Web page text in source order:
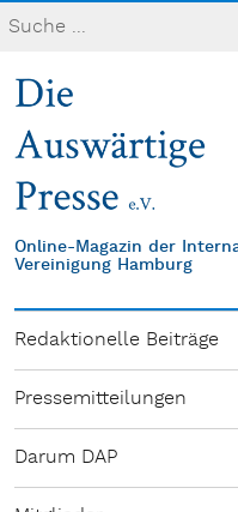
Online-Magazin der
Vereinigung Hamburg
Redaktionelle Beiträge
Pressemitteilungen
Darum DAP